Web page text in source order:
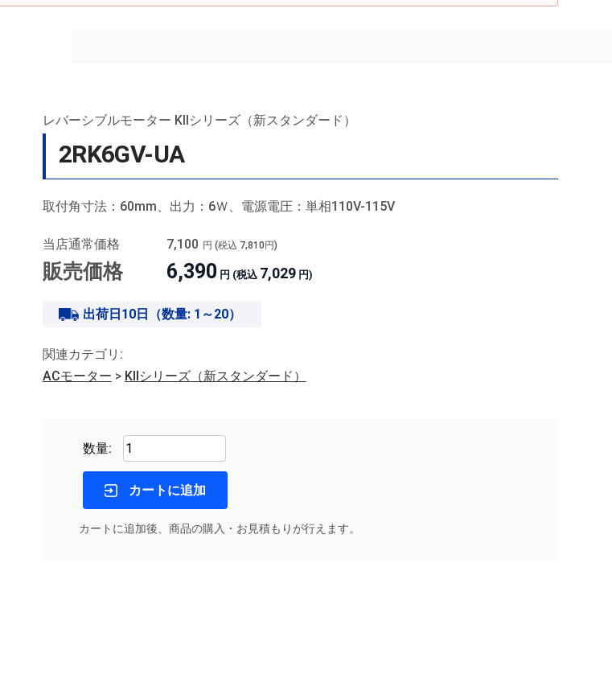
レバーシブルモーター KIIシリーズ（新スタンダード）
2RK6GV-UA
取付角寸法：60mm、出力：6Ｗ、電源電圧：単相110V-115V
当店通常価格 7,100 円 (税込 7,810円)
販売価格 6,390 円 (税込 7,029円)
出荷日10日（数量: 1～20）
関連カテゴリ:
ACモーター > KIIシリーズ（新スタンダード）
数量:
カートに追加
カートに追加後、商品の購入・お見積もりが行えます。